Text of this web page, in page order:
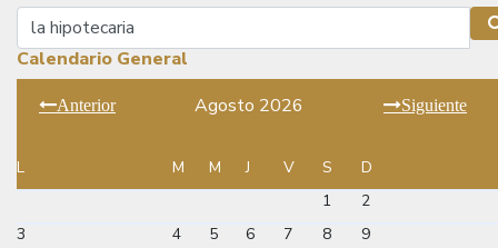
Buscar
Calendario General
Anterior Agosto 2026 Siguiente
L M M J V S
D
1
2
3
4 5 6 7 8
9